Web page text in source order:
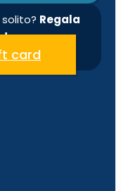
Regala
card